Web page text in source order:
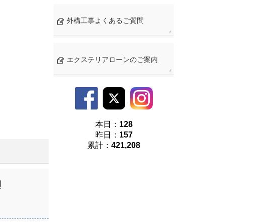
外構工事よくあるご質問
エクステリアローンのご案内
本日： 128
昨日： 157
累計： 421,208